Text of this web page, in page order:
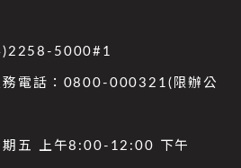
5000#1
務電話：0800-000321(限辦公
期五 上午8:00-12:00 下午